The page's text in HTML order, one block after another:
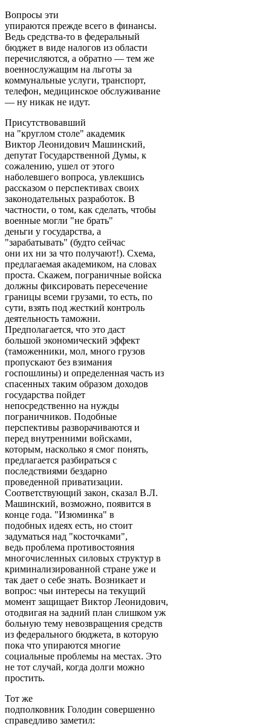
Вопросы эти
упираются прежде всего в финансы.
Ведь средства-то в федеральный
бюджет в виде налогов из области
перечисляются, а обратно — тем же
военнослужащим на льготы за
коммунальные услуги, транспорт,
телефон, медицинское обслуживание
— ну никак не идут.
Присутствовавший
на "круглом столе" академик
Виктор Леонидович Машинский,
депутат Государственной Думы, к
сожалению, ушел от этого
наболевшего вопроса, увлекшись
рассказом о перспективах своих
законодательных разработок. В
частности, о том, как сделать, чтобы
военные могли "не брать"
деньги у государства, а
"зарабатывать" (будто сейчас
они их ни за что получают!). Схема,
предлагаемая академиком, на словах
проста. Скажем, пограничные войска
должны фиксировать пересечение
границы всеми грузами, то есть, по
сути, взять под жесткий контроль
деятельность таможни.
Предполагается, что это даст
большой экономический эффект
(таможенники, мол, много грузов
пропускают без взимания
госпошлины) и определенная часть из
спасенных таким образом доходов
государства пойдет
непосредственно на нужды
пограничников. Подобные
перспективы разворачиваются и
перед внутренними войсками,
которым, насколько я смог понять,
предлагается разбираться с
последствиями бездарно
проведенной приватизации.
Соответствующий закон, сказал В.Л.
Машинский, возможно, появится в
конце года. "Изюминка" в
подобных идеях есть, но стоит
задуматься над "косточками",
ведь проблема противостояния
многочисленных силовых структур в
криминализированной стране уже и
так дает о себе знать. Возникает и
вопрос: чьи интересы на текущий
момент защищает Виктор Леонидович,
отодвигая на задний план слишком уж
больную тему невозвращения средств
из федерального бюджета, в которую
пока что упираются многие
социальные проблемы на местах. Это
не тот случай, когда долги можно
простить.
Тот же
подполковник Голодин совершенно
справедливо заметил: